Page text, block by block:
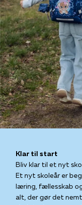
Klar til start
Bliv klar til et nyt
Et nyt skoleår er
læring, fællesskab
alt, der gør det